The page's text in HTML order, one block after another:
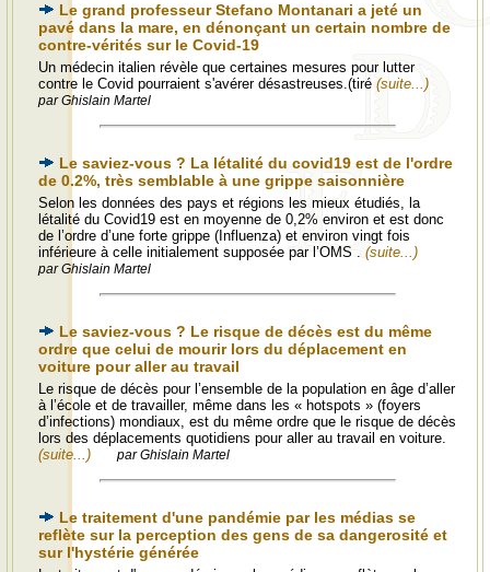
Le grand professeur Stefano Montanari a jeté un
pavé dans la mare, en dénonçant un certain nombre de
contre-vérités sur le Covid-19
Un médecin italien révèle que certaines mesures pour lutter
contre le Covid pourraient s'avérer désastreuses.(tiré (suite...)
par Ghislain Martel
Le saviez-vous ? La létalité du covid19 est de l'ordre
de 0.2%, très semblable à une grippe saisonnière
Selon les données des pays et régions les mieux étudiés, la
létalité du Covid19 est en moyenne de 0,2% environ et est donc
de l’ordre d’une forte grippe (Influenza) et environ vingt fois
inférieure à celle initialement supposée par l’OMS . (suite...)
par Ghislain Martel
Le saviez-vous ? Le risque de décès est du même
ordre que celui de mourir lors du déplacement en
voiture pour aller au travail
Le risque de décès pour l’ensemble de la population en âge d’aller
à l’école et de travailler, même dans les « hotspots » (foyers
d’infections) mondiaux, est du même ordre que le risque de décès
lors des déplacements quotidiens pour aller au travail en voiture.
(suite...)
par Ghislain Martel
Le traitement d'une pandémie par les médias se
reflète sur la perception des gens de sa dangerosité et
sur l'hystérie générée